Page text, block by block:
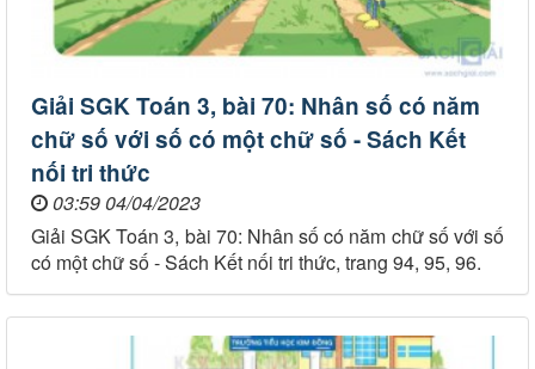
Giải SGK Toán 3, bài 70: Nhân số có năm
chữ số với số có một chữ số - Sách Kết
nối tri thức
03:59 04/04/2023
Giải SGK Toán 3, bài 70: Nhân số có năm chữ số với số
có một chữ số - Sách Kết nối tri thức, trang 94, 95, 96.